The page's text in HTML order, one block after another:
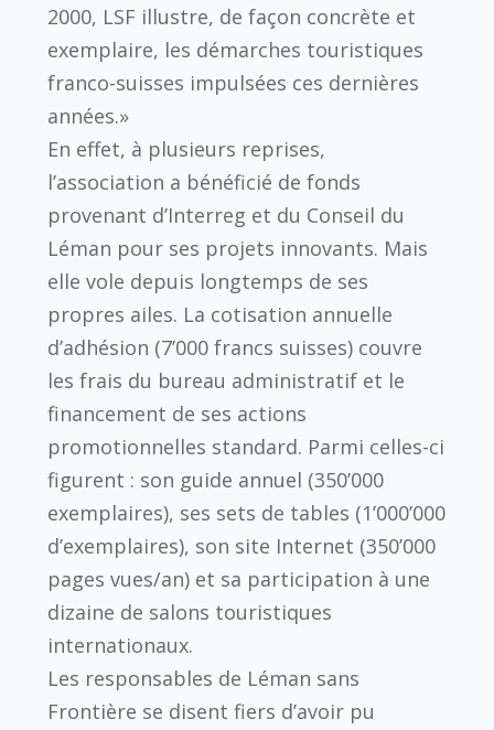
2000, LSF illustre, de façon concrète et
exemplaire, les démarches touristiques
franco-suisses impulsées ces dernières
années.»
En effet, à plusieurs reprises,
l’association a bénéficié de fonds
provenant d’Interreg et du Conseil du
Léman pour ses projets innovants. Mais
elle vole depuis longtemps de ses
propres ailes. La cotisation annuelle
d’adhésion (7’000 francs suisses) couvre
les frais du bureau administratif et le
financement de ses actions
promotionnelles standard. Parmi celles-ci
figurent : son guide annuel (350’000
exemplaires), ses sets de tables (1’000’000
d’exemplaires), son site Internet (350’000
pages vues/an) et sa participation à une
dizaine de salons touristiques
internationaux.
Les responsables de Léman sans
Frontière se disent fiers d’avoir pu